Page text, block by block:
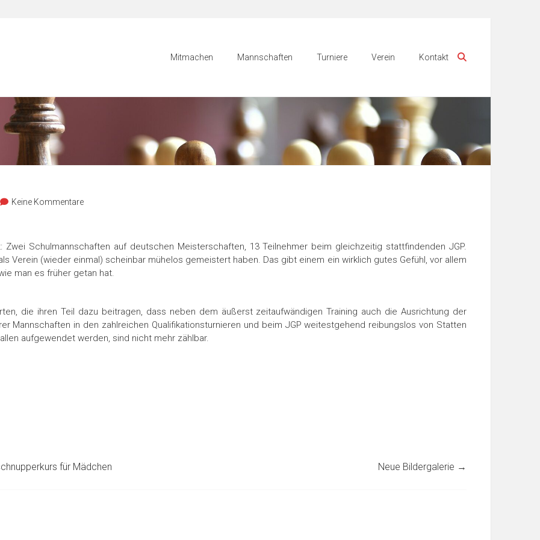
Mitmachen Mannschaften Turniere Verein Kontakt
Keine Kommentare
Schulmannschaften auf deutschen Meisterschaften, 13 Teilnehmer beim gleichzeitig stattfindenden JGP.
Verein (wieder einmal) scheinbar mühelos gemeistert haben. Das gibt einem ein wirklich gutes Gefühl, vor allem
man es früher getan hat.
die ihren Teil dazu beitragen, dass neben dem äußerst zeitaufwändigen Training auch die Ausrichtung der
Mannschaften in den zahlreichen Qualifikationsturnieren und beim JGP weitestgehend reibungslos von Statten
aufgewendet werden, sind nicht mehr zählbar.
für Mädchen Neue Bildergalerie →